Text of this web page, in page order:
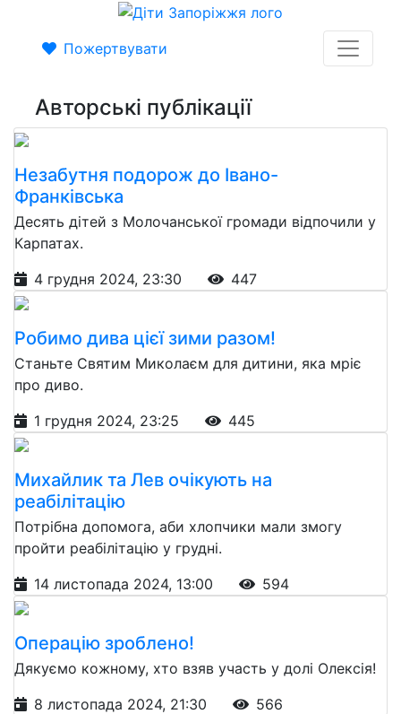
Пожертвувати
Авторські публікації
Незабутня подорож до Івано-
Франківська
Десять дітей з Молочанської громади відпочили у
Карпатах.
4 грудня 2024, 23:30
447
Робимо дива цієї зими разом!
Станьте Святим Миколаєм для дитини, яка мріє
про диво.
1 грудня 2024, 23:25
445
Михайлик та Лев очікують на
реабілітацію
Потрібна допомога, аби хлопчики мали змогу
пройти реабілітацію у грудні.
14 листопада 2024, 13:00
594
Операцію зроблено!
Дякуємо кожному, хто взяв участь у долі Олексія!
8 листопада 2024, 21:30
566